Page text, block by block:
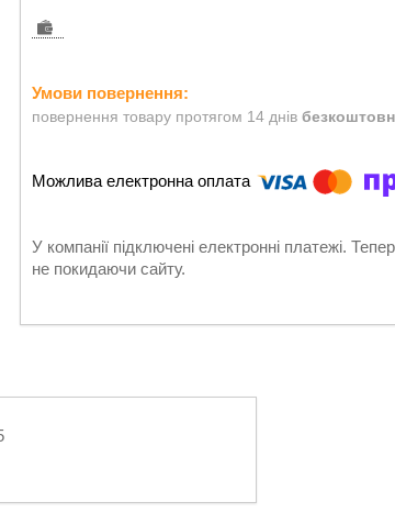
повернення товару протягом 14 днів
У компанії підключені електронні платежі.
не покидаючи сайту.